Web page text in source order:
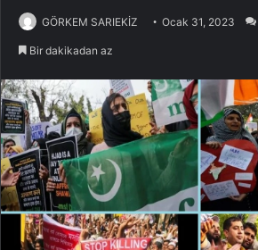
GÖRKEM SARIEKİZ Ocak 31, 2023
Bir dakikadan az